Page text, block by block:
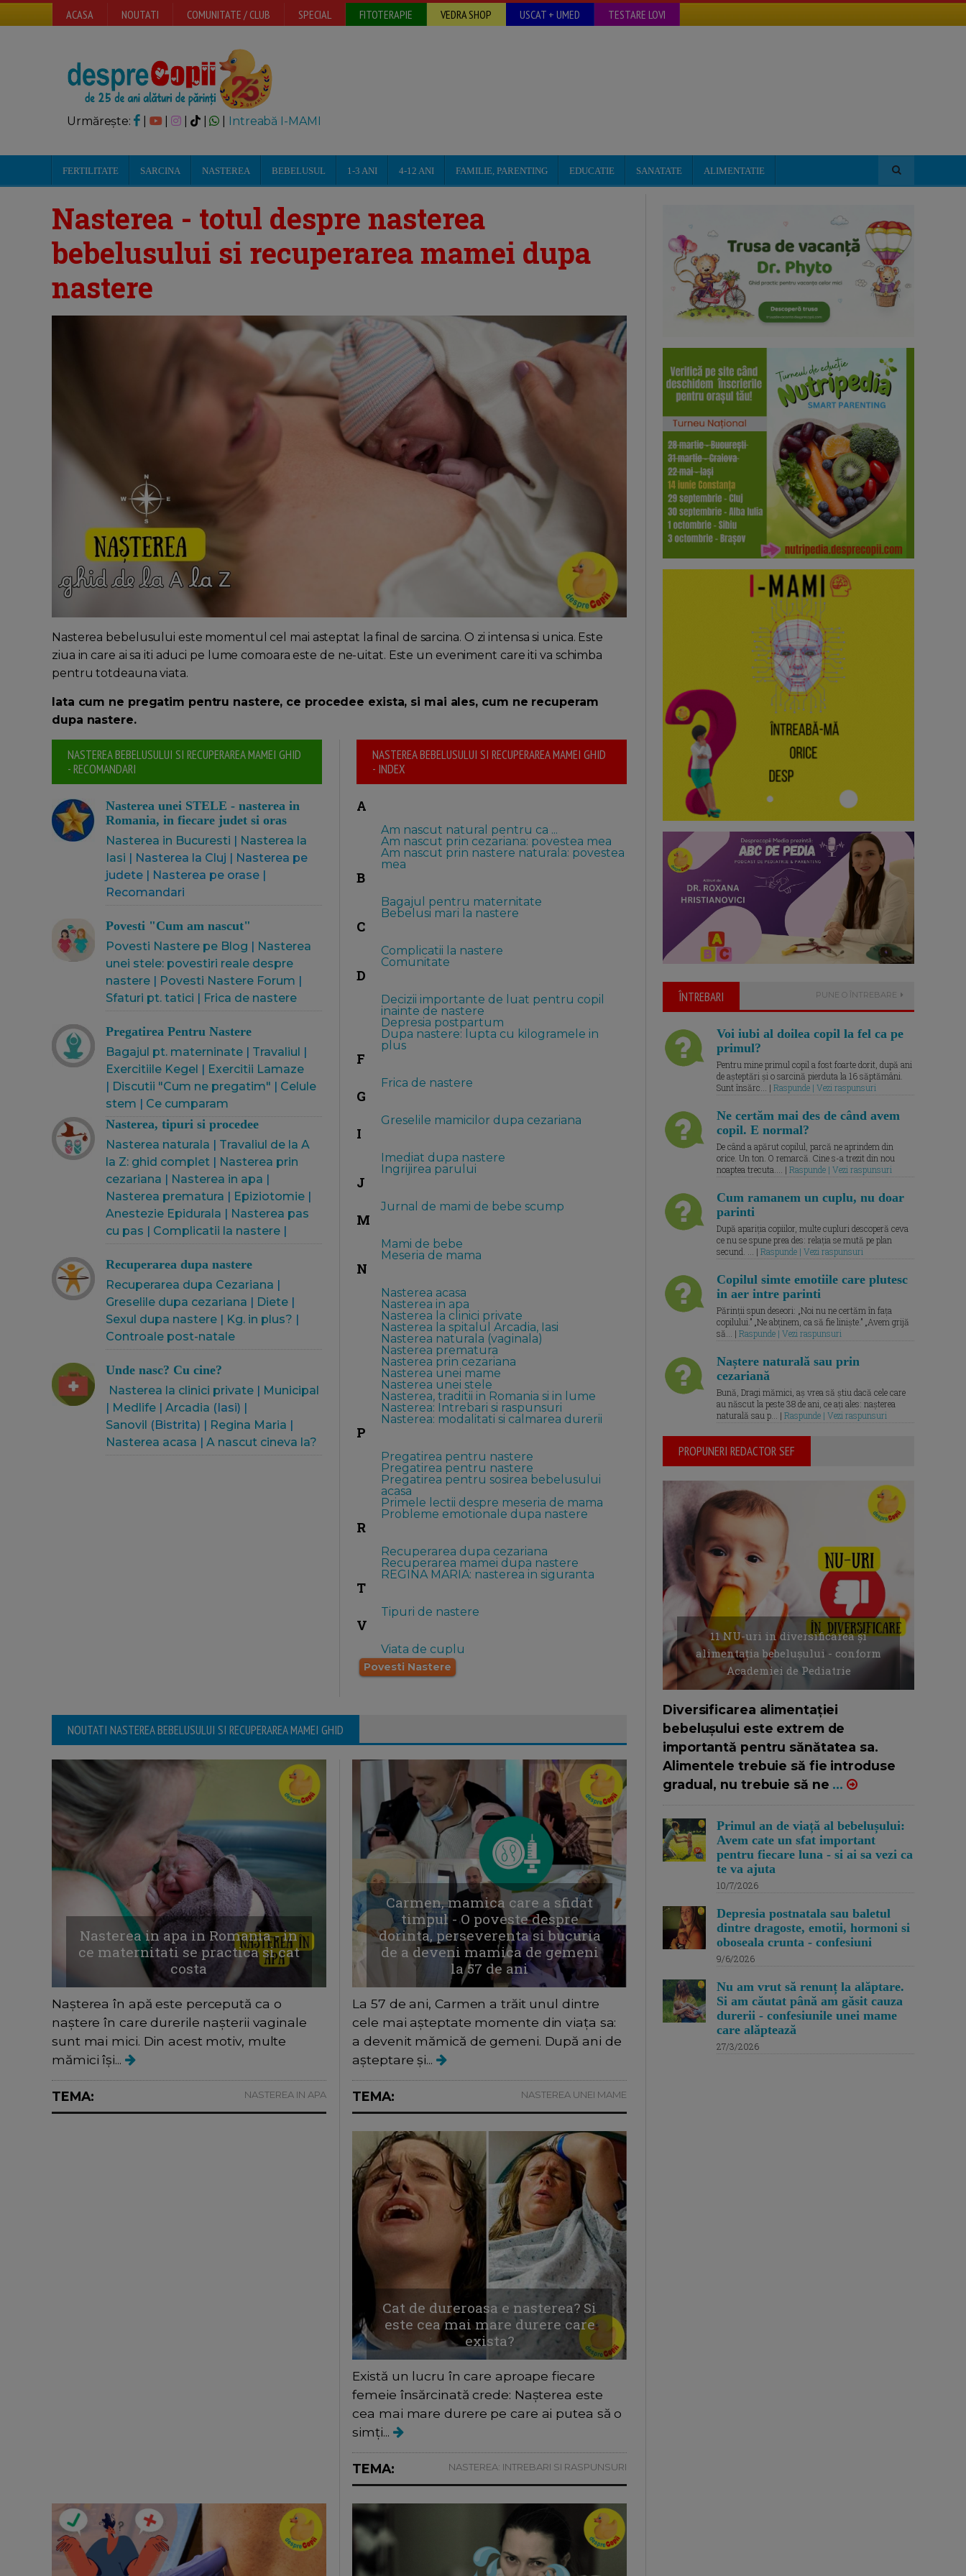
ACASA NOUTATI COMUNITATE / CLUB SPECIAL FITOTERAPIE VEDRA SHOP USCAT + UMED TESTARE LOVI
Urmărește: | | Intreabă I-MAMI
FERTILITATE SARCINA NASTEREA BEBELUSUL 1-3 ANI 4-12 ANI FAMILIE, PARENTING EDUCATIE SANATATE ALIMENTATIE
Nasterea - totul despre nasterea
bebelusului si recuperarea mamei dupa
nastere
Nasterea bebelusului este momentul cel mai asteptat la final de sarcina. O zi intensa si unica. Este
ziua in care ai sa iti aduci pe lume comoara este de ne-uitat. Este un eveniment care iti va schimba
pentru totdeauna viata.
Iata cum ne pregatim pentru nastere, ce procedee exista, si mai ales, cum ne recuperam
dupa nastere.
NASTEREA BEBELUSULUI SI RECUPERAREA MAMEI GHID
- RECOMANDARI
Nasterea unei STELE - nasterea in
Romania, in fiecare judet si oras
Nasterea in Bucuresti | Nasterea la
Iasi | Nasterea la Cluj | Nasterea pe
judete | Nasterea pe orase |
Recomandari
Povesti "Cum am nascut"
Povesti Nastere pe Blog | Nasterea
unei stele: povestiri reale despre
nastere | Povesti Nastere Forum |
Sfaturi pt. tatici | Frica de nastere
Pregatirea Pentru Nastere
Bagajul pt. materninate | Travaliul |
Exercitiile Kegel | Exercitii Lamaze
| Discutii "Cum ne pregatim" | Celule
stem | Ce cumparam
Nasterea, tipuri si procedee
Nasterea naturala | Travaliul de la A
la Z: ghid complet | Nasterea prin
cezariana | Nasterea in apa |
Nasterea prematura | Epiziotomie |
Anestezie Epidurala | Nasterea pas
cu pas | Complicatii la nastere |
Recuperarea dupa nastere
Recuperarea dupa Cezariana |
Greselile dupa cezariana | Diete |
Sexul dupa nastere | Kg. in plus? |
Controale post-natale
Unde nasc? Cu cine?
Nasterea la clinici private | Municipal
| Medlife | Arcadia (Iasi) |
Sanovil (Bistrita) | Regina Maria |
Nasterea acasa | A nascut cineva la?
NASTEREA BEBELUSULUI SI RECUPERAREA MAMEI GHID
- INDEX
A
Am nascut natural pentru ca ...
Am nascut prin cezariana: povestea mea
Am nascut prin nastere naturala: povestea
mea
B
Bagajul pentru maternitate
Bebelusi mari la nastere
C
Complicatii la nastere
Comunitate
D
Decizii importante de luat pentru copil
inainte de nastere
Depresia postpartum
Dupa nastere: lupta cu kilogramele in
plus
F
Frica de nastere
G
Greselile mamicilor dupa cezariana
I
Imediat dupa nastere
Ingrijirea parului
J
Jurnal de mami de bebe scump
M
Mami de bebe
Meseria de mama
N
Nasterea acasa
Nasterea in apa
Nasterea la clinici private
Nasterea la spitalul Arcadia, Iasi
Nasterea naturala (vaginala)
Nasterea prematura
Nasterea prin cezariana
Nasterea unei mame
Nasterea unei stele
Nasterea, traditii in Romania si in lume
Nasterea: Intrebari si raspunsuri
Nasterea: modalitati si calmarea durerii
P
Pregatirea pentru nastere
Pregatirea pentru nastere
Pregatirea pentru sosirea bebelusului
acasa
Primele lectii despre meseria de mama
Probleme emotionale dupa nastere
R
Recuperarea dupa cezariana
Recuperarea mamei dupa nastere
REGINA MARIA: nasterea in siguranta
T
Tipuri de nastere
V
Viata de cuplu
Povesti Nastere
NOUTATI NASTEREA BEBELUSULUI SI RECUPERAREA MAMEI GHID
Nasterea in apa in Romania - in
ce maternitati se practica si cat
costa
Nașterea în apă este percepută ca o
naștere în care durerile nașterii vaginale
sunt mai mici. Din acest motiv, multe
mămici își...
TEMA: NASTEREA IN APA
Carmen, mamica care a sfidat
timpul - O poveste despre
dorinta, perseverenta si bucuria
de a deveni mamica de gemeni
la 57 de ani
La 57 de ani, Carmen a trăit unul dintre
cele mai așteptate momente din viața sa:
a devenit mămică de gemeni. După ani de
așteptare și...
TEMA: NASTEREA UNEI MAME
Cat de dureroasa e nasterea? Si
este cea mai mare durere care
exista?
Există un lucru în care aproape fiecare
femeie însărcinată crede: Nașterea este
cea mai mare durere pe care ai putea să o
simți...
TEMA: NASTEREA: INTREBARI SI RASPUNSURI
ÎNTREBARI PUNE O ÎNTREBARE
Voi iubi al doilea copil la fel ca pe
primul?
Pentru mine primul copil a fost foarte dorit, după ani
de așteptări și o sarcină pierduta la 16 săptămâni.
Sunt însărc... | Raspunde | Vezi raspunsuri
Ne certăm mai des de când avem
copil. E normal?
De când a apărut copilul, parcă ne aprindem din
orice. Un ton. O remarcă. Cine s-a trezit din nou
noaptea trecuta.... | Raspunde | Vezi raspunsuri
Cum ramanem un cuplu, nu doar
parinti
După apariția copiilor, multe cupluri descoperă ceva
ce nu se spune prea des: relația se mută pe plan
secund. ... | Raspunde | Vezi raspunsuri
Copilul simte emotiile care plutesc
in aer intre parinti
Părinții spun deseori: „Noi nu ne certăm în fața
copilului.” „Ne abținem, ca să fie liniște.” „Avem grijă
să... | Raspunde | Vezi raspunsuri
Naștere naturală sau prin
cezariană
Bună, Dragi mămici, aș vrea să știu dacă cele care
au născut la peste 38 de ani, ce ați ales: nașterea
naturală sau p... | Raspunde | Vezi raspunsuri
PROPUNERI REDACTOR SEF
11 NU-uri in diversificarea și
alimentația bebelușului - conform
Academiei de Pediatrie
Diversificarea alimentației
bebelușului este extrem de
importantă pentru sănătatea sa.
Alimentele trebuie să fie introduse
gradual, nu trebuie să ne ...
Primul an de viață al bebelușului:
Avem cate un sfat important
pentru fiecare luna - si ai sa vezi ca
te va ajuta
10/7/2026
Depresia postnatala sau baletul
dintre dragoste, emotii, hormoni si
oboseala crunta - confesiuni
9/6/2026
Nu am vrut să renunț la alăptare.
Si am căutat până am găsit cauza
durerii - confesiunile unei mame
care alăptează
27/3/2026